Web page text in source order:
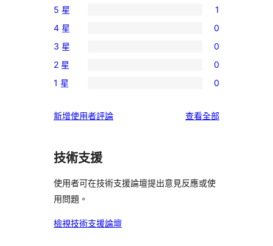
1
個
5
星
使
者
5 星 1
0
個
4
星
用
論
4 星 0
0
個
3
使
評
論
3 星 0
0
個
星
用
者
評
論
2 星 0
0
1
使
者
評
1 星 0
新增使用者評論 查看全部使
技術支援
使用者可在技術支援論壇提出意見反應或使
用問題。
檢視技術支援論壇